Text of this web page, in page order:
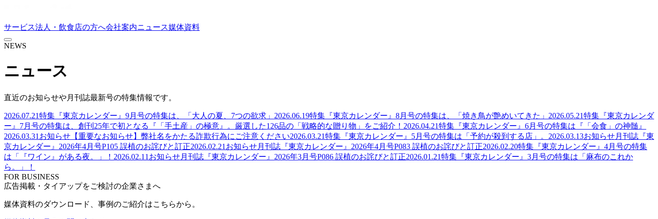
サービス法人・飲食店の方へ会社案内ニュース媒体資料
NEWS
ニュース
直近のお知らせや月刊誌最新号の特集情報です。
2026.07.21特集 『東京カレンダー』9月号の特集は、「大人の夏、7つの欲求」 2026.06.19特集 『東京カレンダー』8月号の特集は、「焼き鳥が艶めいてきた」 2026.05.21特集 『東京カレンダ
ー』7月号の特集は、創刊25年で初となる『「手土産」の極意』。厳選した126品の「戦略的な贈り物」をご紹介！ 2026.04.21特集 『東京カレンダー』6月号の特集は『「会食」の神髄』
2026.03.31 お知らせ 【重要なお知らせ】弊社名をかたる詐欺行為にご注意ください2026.03.21特集 『東京カレンダー』5月号の特集は「予約が殺到する店」。 2026.03.13お知らせ月刊誌『東
京カレンダー』2026年4月号P105 誤植のお詫びと訂正2026.02.21 お知らせ月刊誌『東京カレンダー』2026年4月号P083 誤植のお詫びと訂正2026.02.20特集 『東京カレンダー』4月号の特集
は「『ワイン』がある夜。」！ 2026.02.11 お知らせ月刊誌『東京カレンダー』2026年3月号P086 誤植のお詫びと訂正2026.01.21特集 『東京カレンダー』3月号の特集は「麻布のこれか
ら。」！
FOR BUSINESS
広告掲載・タイアップをご検討の企業さまへ
媒体資料のダウンロード、事例のご紹介はこちらから。